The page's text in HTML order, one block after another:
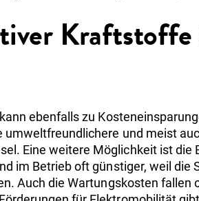
ebenfalls zu
und meist
Eine weitere Möglichkeit ist die
im Betrieb oft günstiger, weil die
Auch die Wartungskosten fallen